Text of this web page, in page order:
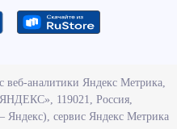
развития
веб-аналитики Яндекс Метрика,
119021, Россия,
сервис Яндекс Метрика